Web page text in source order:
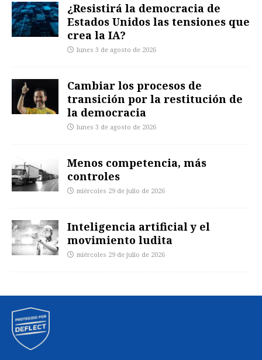
¿Resistirá la democracia de
Estados Unidos las tensiones que
crea la IA?
lunes 3 de agosto de 2026
Cambiar los procesos de
transición por la restitución de
la democracia
lunes 3 de agosto de 2026
Menos competencia, más
controles
miércoles 29 de julio de 2026
Inteligencia artificial y el
movimiento ludita
miércoles 29 de julio de 2026